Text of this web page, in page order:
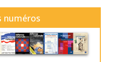
numéros